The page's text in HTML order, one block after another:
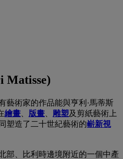
Matisse)
藝術家的作品能與亨利·馬蒂斯
繪畫 版畫 雕塑及剪紙藝術上
塑造了二十世紀藝術的嶄新視
部、比利時邊境附近的一個中產